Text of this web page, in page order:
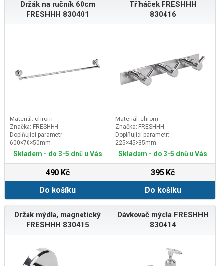
Držák na ručník 60cm
FRESHHH 830401
Materiál: chrom
Značka: FRESHHH
Doplňující parametr:
600×70×50mm
Skladem - do 3-5 dnů u Vás
490 Kč
Do košíku
Tříháček FRESHHH
830416
Materiál: chrom
Značka: FRESHHH
Doplňující parametr:
225×45×35mm
Skladem - do 3-5 dnů u Vás
395 Kč
Do košíku
Držák mýdla, magnetický
FRESHHH 830415
Dávkovač mýdla FRESHHH
830414